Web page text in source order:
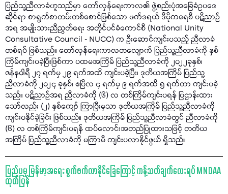
ပြည်သူ့ညီလာခံဟူသည်မှာ တော်လှန်ရေးကာလ၏ ဖွဲ့စည်းပုံအခြေခံဥပဒေ
ဆိုင်ရာ စာရွက်စာတမ်းတစ်စောင်ဖြစ်သော ဖက်ဒရယ် ဒီမိုကရေစီ ပဋိညာဉ်
အရ အမျိုးသားညီညွတ်ရေး အတိုင်ပင်ခံကောင်စီ (National Unity
Consultative Council - NUCC) က ဦးဆောင်ကျင်းပသည့် ညီလာခံ
တစ်ရပ် ဖြစ်သည်။ တော်လှန်ရေးကာလတလျောက် ပြည်သူ့ညီလာခံကို နှစ်
ကြိမ်ကျင်းပခဲ့ပြီးဖြစ်ကာ ပထမအကြိမ် ပြည်သူ့ညီလာခံကို ၂၀၂၂ခုနှစ်၊
ဇန်နဝါရီ ၂၇ ရက်မှ ၂၉ ရက်အထိ ကျင်းပခဲ့ပြီး၊ ဒုတိယအကြိမ် ပြည်သူ့
ညီလာခံကို ၂၀၂၄ ခုနှစ်၊ ဧပြီလ ၄ ရက်မှ ၉ ရက်အထိ ၅ ရက်တာ ကျင်းပခဲ့
သည်။ ပဋိညာဉ်အရ ညီလာခံကို (၆) လ တစ်ကြိမ်ကျင်းပရန် ပြဌာန်းထား
သော်လည်း (၂) နှစ်ကျော် ကြာပြီးမှသာ ဒုတိယအကြိမ် ပြည်သူ့ညီလာခံကို
ကျင်းပနိုင်ခဲ့ခြင်း ဖြစ်သည်။ ဒုတိယအကြိမ် ပြည်သူ့ညီလာခံတွင် ညီလာခံကို
(၆) လ တစ်ကြိမ်ကျင်းပရန် ထပ်လောင်းအတည်ပြုထားသဖြင့် တတိယ
အကြိမ် ပြည်သူ့ညီလာခံကို မကြာမီ ကျင်းပလာနိုင်ဖွယ် ရှိသည်။
ပြည်ပမှ မြန်မာ့အရေး စွက်ဖက်လာနိုင်ခြေကြောင့် ကန့်သတ်ချက်လေးရပ် MNDAA
ထုတ်ပြန်